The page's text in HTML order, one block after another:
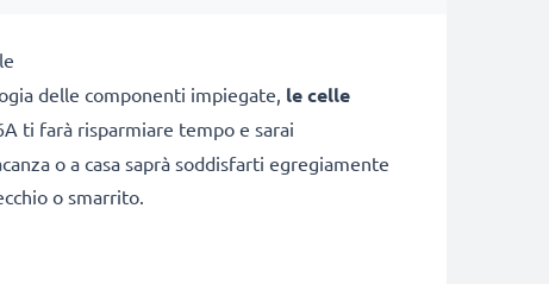
delle componenti impiegate, le celle
ti farà risparmiare tempo e sarai
o a casa saprà soddisfarti egregiamente
o smarrito.